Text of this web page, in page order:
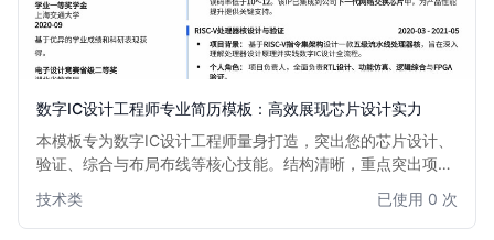
数字IC设计工程师专业简历模板：高效展现芯片设计实力
本模板专为数字IC设计工程师量身打造，突出您的芯片设计、
验证、综合与布局布线等核心技能。结构清晰，重点突出项目
仪的数字IC设计职位面试机会。
技术类 已使用 0 次